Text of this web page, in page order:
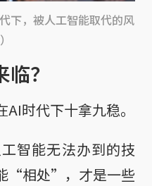
下，被人工智能取代的风
？
时代下十拿九稳。
智能无法办到的技
“相处”，才是一些